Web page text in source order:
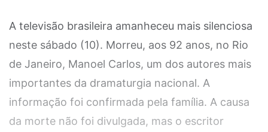
A televisão brasileira amanheceu mais silenciosa
neste sábado (10). Morreu, aos 92 anos, no Rio
de Janeiro, Manoel Carlos, um dos autores mais
importantes da dramaturgia nacional. A
informação foi confirmada pela família. A causa
da morte não foi divulgada, mas o escritor